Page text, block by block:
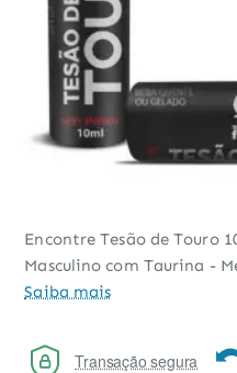
Encontre Tesão de Touro
Masculino com Taurina -
Saiba mais
Transação segura